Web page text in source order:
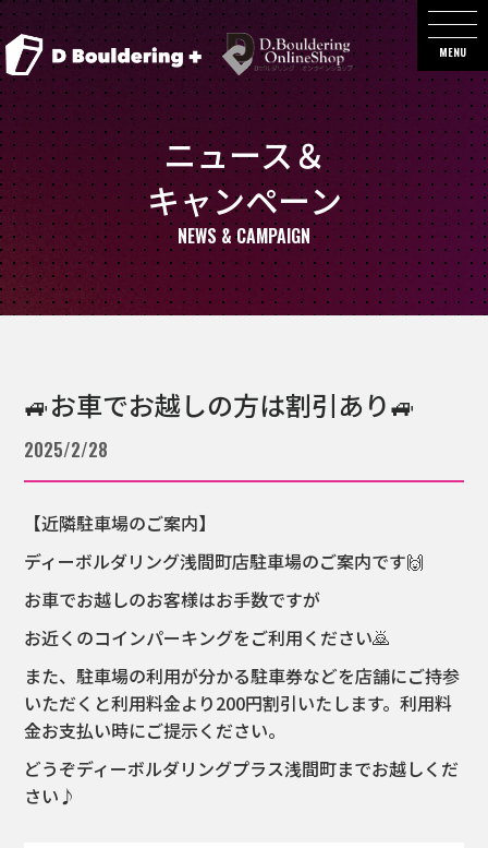
MENU
ニュース＆
キャンペーン
NEWS & CAMPAIGN
🚙お車でお越しの方は割引あり🚙
2025/2/28
【近隣駐車場のご案内】
ディーボルダリング浅間町店駐車場のご案内です🙌
お車でお越しのお客様はお手数ですが
お近くのコインパーキングをご利用ください🙇
また、駐車場の利用が分かる駐車券などを店舗にご持参
いただくと利用料金より200円割引いたします。利用料
金お支払い時にご提示ください。
どうぞディーボルダリングプラス浅間町までお越しくだ
さい♪